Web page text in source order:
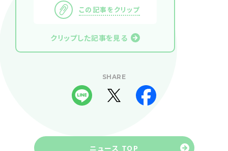
この記事をクリップ
クリップした記事を見る
SHARE
ニュース TOP